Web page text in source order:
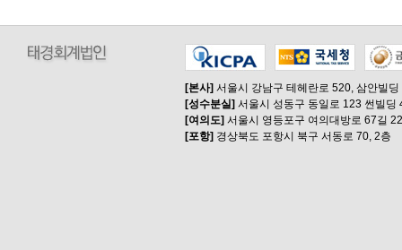
[본사] 서울시 강남구 테헤란로 520, 삼안빌딩
[성수분실] 서울시 성동구 동일로 123 썬빌딩
[여의도] 서울시 영등포구 여의대방로 67길
[포항] 경상북도 포항시 북구 서동로 70, 2층